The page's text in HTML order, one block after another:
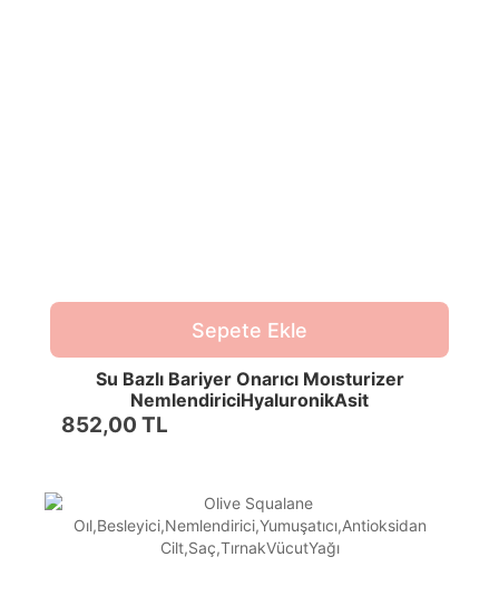
Sepete Ekle
Su Bazlı Bariyer Onarıcı Moısturizer
NemlendiriciHyaluronikAsit
Squalane50MLTümciltler
852,00 TL